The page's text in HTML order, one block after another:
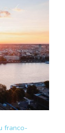
franco-